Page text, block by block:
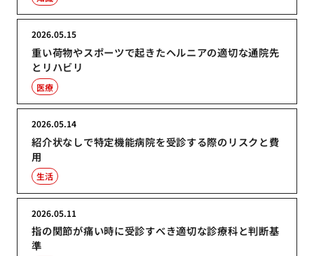
重い荷物やスポーツで起きたヘルニアの適切な通院先
とリハビリ
2026.05.15
医療
紹介状なしで特定機能病院を受診する際のリスクと費
用
2026.05.14
生活
指の関節が痛い時に受診すべき適切な診療科と判断基
準
2026.05.11